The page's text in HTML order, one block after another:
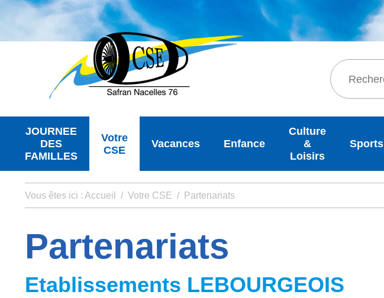
Rechercher
JOURNEE
DES
FAMILLES
Votre
CSE
Vacances Enfance
Culture
&
Loisirs
Sports
Vous êtes ici : Accueil / Votre CSE / Partenariats
Partenariats
Etablissements LEBOURGEOIS